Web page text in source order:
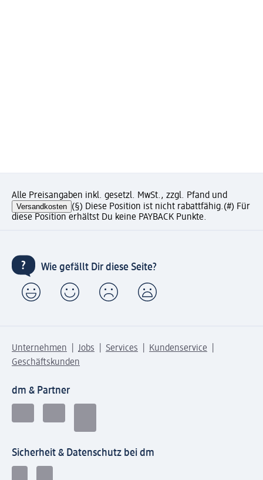
Alle Preisangaben inkl. gesetzl. MwSt., zzgl. Pfand und
Versandkosten (§) Diese Position ist nicht rabattfähig.(#) Für
diese Position erhältst Du keine PAYBACK Punkte.
Wie gefällt Dir diese Seite?
Unternehmen Jobs Services
Kundenservice
Geschäftskunden
dm & Partner
Sicherheit & Datenschutz bei dm